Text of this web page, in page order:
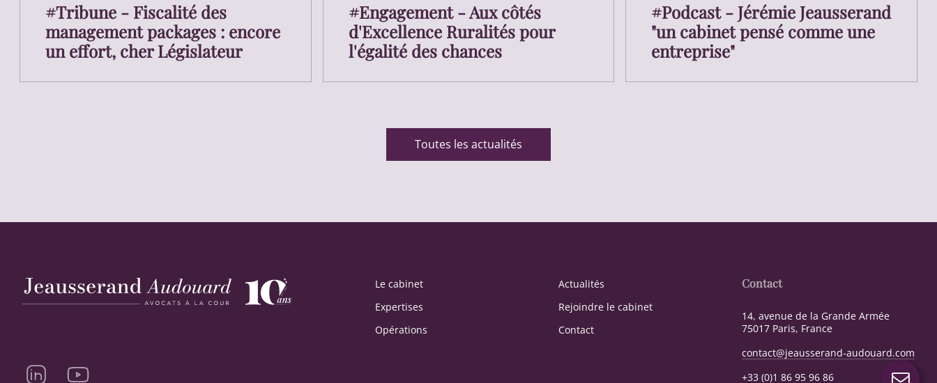
#Tribune - Fiscalité des
management packages : encore
un effort, cher Législateur
#Engagement - Aux côtés
d'Excellence Ruralités pour
l'égalité des chances
#Podcast - Jérémie Jeausserand
"un cabinet pensé comme une
entreprise"
Toutes les actualités
Le cabinet
Expertises
Opérations
Actualités
Rejoindre le cabinet
Contact
Contact
14, avenue de la Grande Armée
75017 Paris, France
contact@jeausserand-audouard.com
+33 (0)1 86 95 96 86